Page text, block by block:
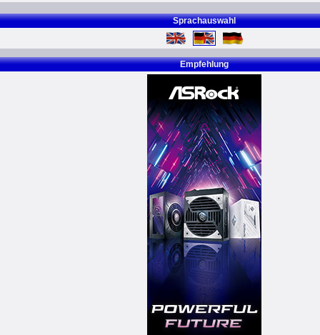
Sprachauswahl
Empfehlung